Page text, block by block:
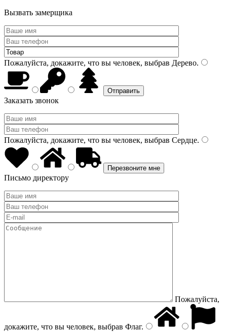
Вызвать замерщика
Пожалуйста, докажите, что вы человек, выбрав Дерево.
Заказать звонок
Пожалуйста, докажите, что вы человек, выбрав Сердце.
Письмо директору
Пожалуйста,
докажите, что вы человек, выбрав Флаг.